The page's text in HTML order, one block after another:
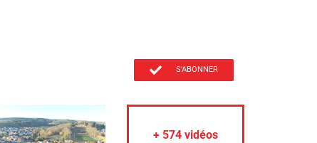
S'ABONNER
+ 574 vidéos